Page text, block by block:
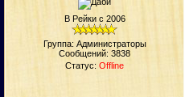
В Рейки с 2006
Группа: Администраторы
Сообщений: 3838
Статус: Offline